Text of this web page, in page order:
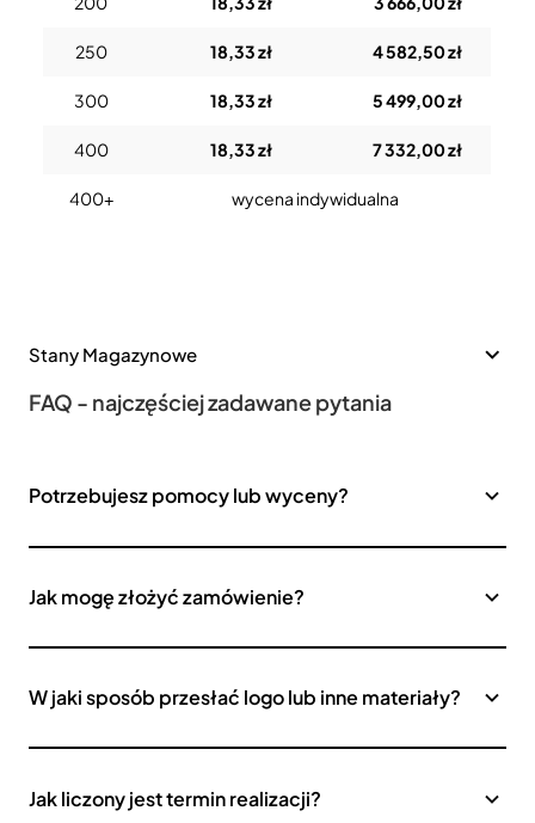
250 18,33 zł 4 582,50 zł
300 18,33 zł 5 499,00 zł
400 18,33 zł 7 332,00 zł
400+ wycena indywidualna
Stany Magazynowe
FAQ - najczęściej zadawane pytania
Potrzebujesz pomocy lub wyceny?
Jak mogę złożyć zamówienie?
W jaki sposób przesłać logo lub inne materiały?
Jak liczony jest termin realizacji?